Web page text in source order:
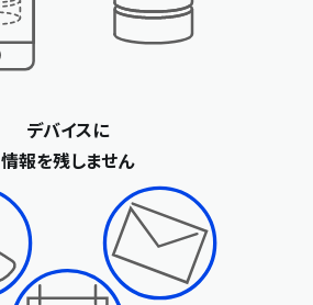
デバイスに
情報を残しません